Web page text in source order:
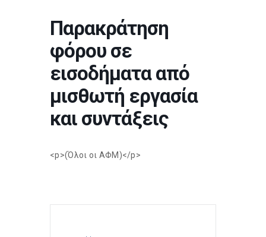
Παρακράτηση
φόρου σε
εισοδήματα από
μισθωτή εργασία
και συντάξεις
<p>(Όλοι οι ΑΦΜ)</p>